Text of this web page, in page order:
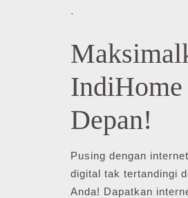
`
Depan!
Pusing dengan
digital tak tertandingi
Anda! Dapatkan